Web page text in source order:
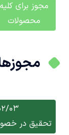
مجوز برای کلیه
محصولات
03
تحقیق در